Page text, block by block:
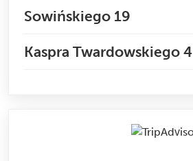
Sowińskiego 19
Kaspra Twardowskiego 4